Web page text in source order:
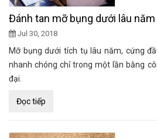
Đánh tan mỡ bụng dưới lâu
Jul 30, 2018
Mỡ bụng dưới tích tụ lâu năm, cứng
nhanh chóng chỉ trong một lần bằng
đại.
Đọc tiếp